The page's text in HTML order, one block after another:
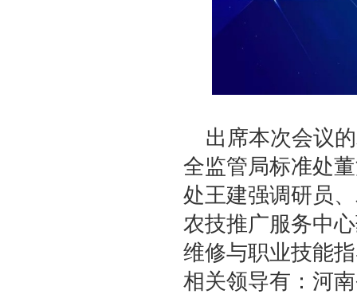
出席本次会议
全监管局标准处
处王建强调研员
农技推广服务中
维修与职业技能
相关领导有：河